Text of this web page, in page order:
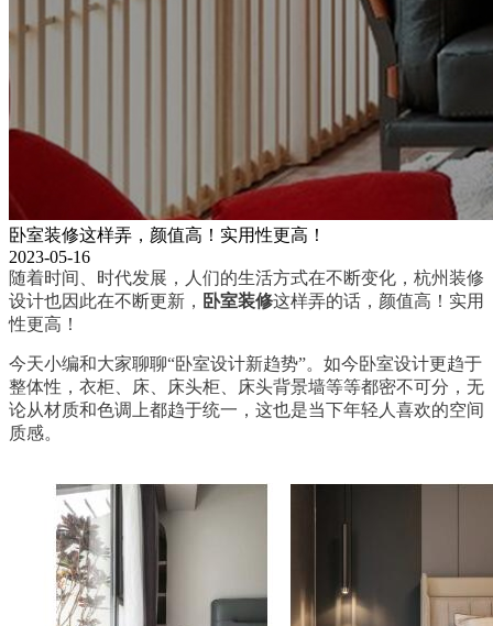
卧室装修这样弄，颜值高！实用性更高！
2023-05-16
随着时间、时代发展，人们的生活方式在不断变化，杭州装修
设计也因此在不断更新， 卧室装修这样弄的话，颜值高！实用
性更高！
今天小编和大家聊聊“卧室设计新趋势”。如今卧室设计更趋于
整体性，衣柜、床、床头柜、床头背景墙等等都密不可分，无
论从材质和色调上都趋于统一，这也是当下年轻人喜欢的空间
质感。